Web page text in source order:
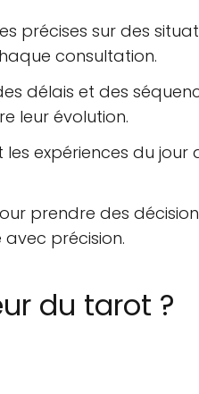
précises sur des
consultation.
délais et des
leur évolution.
expériences du jour
prendre des
précision.
du tarot ?